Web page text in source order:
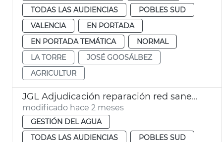
TODAS LAS AUDIENCIAS
POBLES SUD
VALENCIA
EN PORTADA
EN PORTADA TEMÁTICA
NORMAL
LA TORRE
JOSÉ GOOSÁLBEZ
AGRICULTUR
JGL Adjudicación reparación red saneamiento La Torre
modificado hace 2 meses
GESTIÓN DEL AGUA
TODAS LAS AUDIENCIAS
POBLES SUD